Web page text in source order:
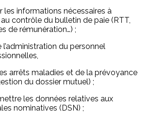
les informations nécessaires à
contrôle du bulletin de paie (RTT,
de rémunération…) ;
l’administration du personnel
arrêts maladies et de la prévoyance
du dossier mutuel) ;
les données relatives aux
nominatives (DSN) ;